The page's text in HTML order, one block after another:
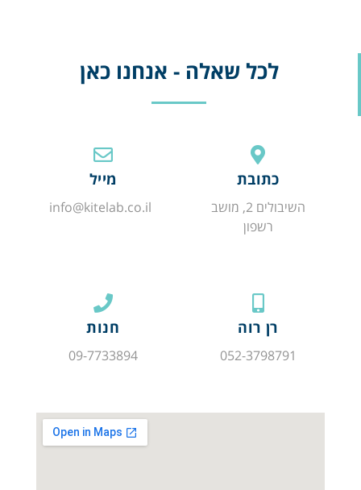
לכל שאלה - אנחנו כאן
כתובת
השיבולים 2, מושב
רשפון
מייל
info@kitelab.co.il
רן רוה
052-3798791
חנות
09-7733894